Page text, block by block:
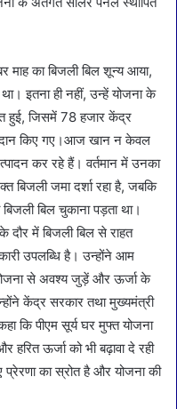
माह का बिजली बिल शून्य आया,
इतना ही नहीं, उन्हें योजना के
हुई, जिसमें 78 हजार केंद्र
किए गए।आज खान न केवल
कर रहे हैं। वर्तमान में उनका
बिजली जमा दर्शा रहा है, जबकि
बिल चुकाना पड़ता था।
में बिजली बिल से राहत
उपलब्धि है। उन्होंने आम
योजना से अवश्य जुड़ें और ऊर्जा के
केंद्र सरकार तथा मुख्यमंत्री
कि पीएम सूर्य घर मुफ्त योजना
ऊर्जा को भी बढ़ावा दे रही
का स्रोत है और योजना की